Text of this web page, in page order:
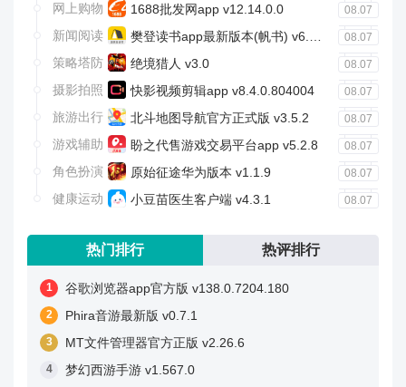
网上购物 1688批发网app v12.14.0.0 08.07
新闻阅读 樊登读书app最新版本(帆书) v6.38.0 08.07
策略塔防 绝境猎人 v3.0 08.07
摄影拍照 快影视频剪辑app v8.4.0.804004 08.07
旅游出行 北斗地图导航官方正式版 v3.5.2 08.07
游戏辅助 盼之代售游戏交易平台app v5.2.8 08.07
角色扮演 原始征途华为版本 v1.1.9 08.07
健康运动 小豆苗医生客户端 v4.3.1 08.07
热门排行 热评排行
谷歌浏览器app官方版 v138.0.7204.180
Phira音游最新版 v0.7.1
MT文件管理器官方正版 v2.26.6
梦幻西游手游 v1.567.0